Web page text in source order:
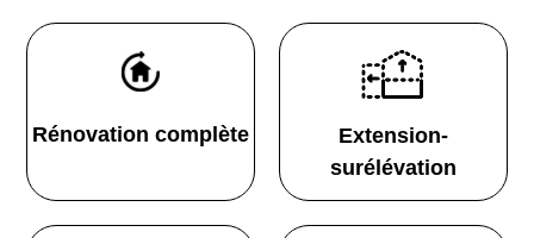
Rénovation complète
Extension-
surélévation